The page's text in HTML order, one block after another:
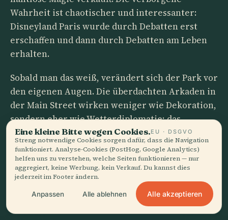
Wahrheit ist chaotischer und interessanter:
Disneyland Paris wurde durch Debatten erst
erschaffen und dann durch Debatten am Leben
erhalten.
Sobald man das weiß, verändert sich der Park vor
den eigenen Augen. Die überdachten Arkaden in
der Main Street wirken weniger wie Dekoration,
sondern eher wie Wetterdiplomatie; das
Buntglas des Schlosses fühlt sich wie eine
Verbeugung vor dem mittelalterlichen
Frankreich an, und selbst die ordentliche
Ankunft mit RER oder TGV trägt die Handschrift
eines politischen Kompromisses, der diese Ecke
von Seine-et-Marne neu gestaltete.
Eine kleine Bitte wegen Cookies.EU · DSGVO
Streng notwendige Cookies sorgen dafür, dass die Navigation
funktioniert. Analyse-Cookies (PostHog, Google Analytics)
helfen uns zu verstehen, welche Seiten funktionieren — nur
aggregiert, keine Werbung, kein Verkauf. Du kannst dies
jederzeit im Footer ändern.
Anpassen Alle ablehnen Alle akzeptieren